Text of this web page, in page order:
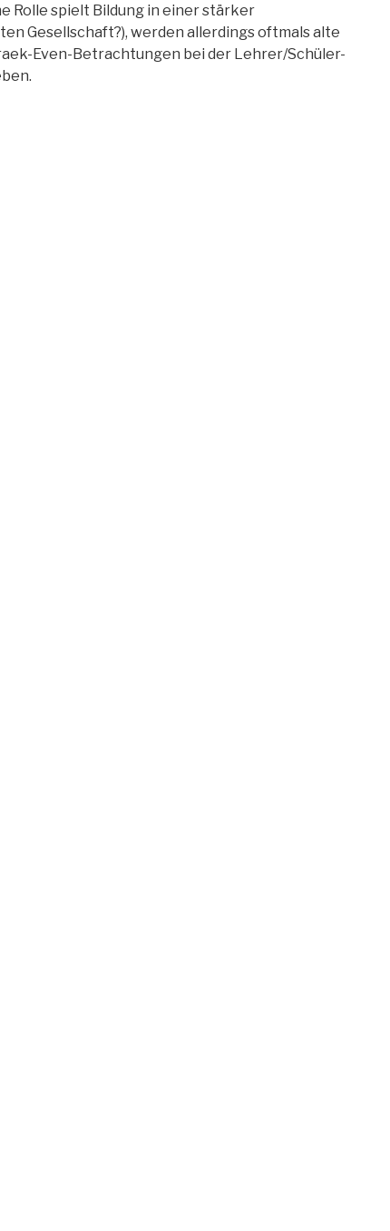
Rolle spielt Bildung in einer stärker
Gesellschaft?), werden allerdings oftmals alte
Even-Betrachtungen bei der Lehrer/Schüler-